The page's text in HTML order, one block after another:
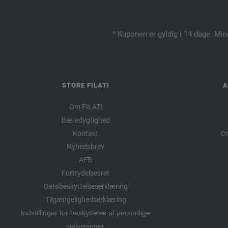
* Kuponen er gyldig i 14 dage.
STORE FILATI
Om FILATI
Bæredygtighed
Kontakt
Nyhedsbrev
AFB
Fortrydelsesret
Databeskyttelseserklæring
Tilgængelighedserklæring
Indstillinger for beskyttelse af personlige
oplysninger